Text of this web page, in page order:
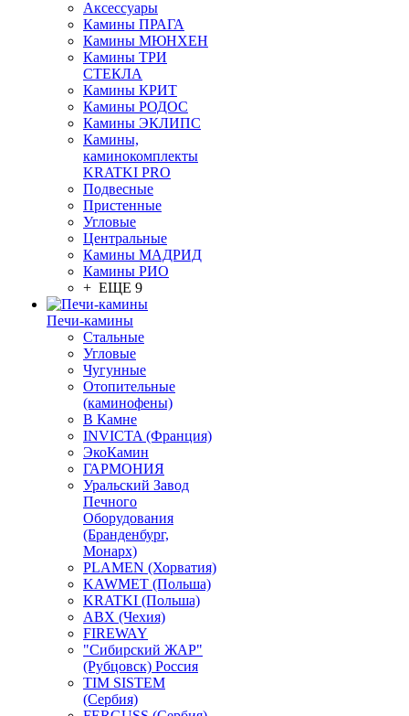
Аксессуары
Камины ПРАГА
Камины МЮНХЕН
Камины ТРИ
СТЕКЛА
Камины КРИТ
Камины РОДОС
Камины ЭКЛИПС
Камины,
каминокомплекты
KRATKI PRO
Подвесные
Пристенные
Угловые
Центральные
Камины МАДРИД
Камины РИО
+ ЕЩЕ 9
Печи-камины
Стальные
Угловые
Чугунные
Отопительные
(каминофены)
В Камне
INVICTA (Франция)
ЭкоКамин
ГАРМОНИЯ
Уральский Завод
Печного
Оборудования
(Бранденбург,
Монарх)
PLAMEN (Хорватия)
KAWMET (Польша)
KRATKI (Польша)
ABX (Чехия)
FIREWAY
"Сибирский ЖАР"
(Рубцовск) Россия
TIM SISTEM
(Сербия)